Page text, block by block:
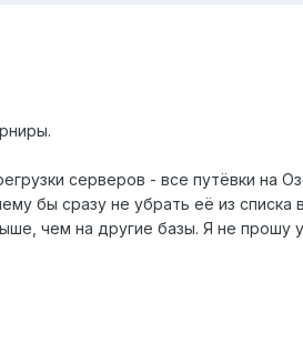
серверов - все путёвки на
бы сразу не убрать её из списка
чем на другие базы. Я не прошу